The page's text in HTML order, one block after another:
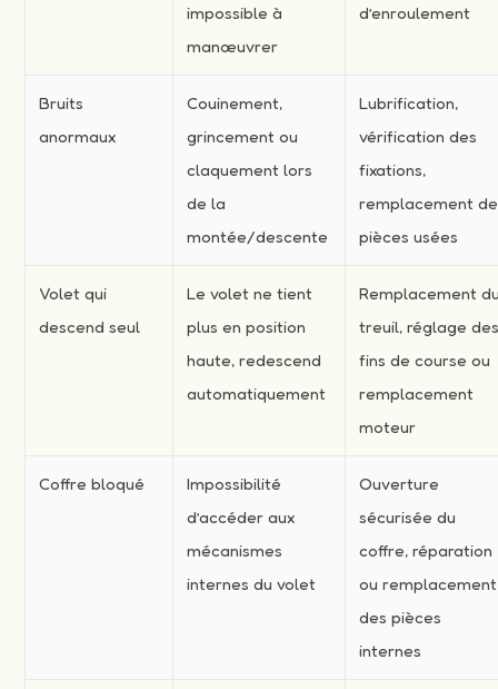
impossible à
manœuvrer
d’enroulement
Bruits
anormaux
Couinement,
grincement ou
claquement lors
de la
montée/descente
Lubrification,
vérification des
fixations,
remplacement de
pièces usées
Volet qui
descend seul
Le volet ne tient
plus en position
haute, redescend
automatiquement
Remplacement
treuil, réglage
fins de course ou
remplacement
moteur
Coffre bloqué
Impossibilité
d’accéder aux
mécanismes
internes du volet
Ouverture
sécurisée du
coffre, réparation
ou remplacement
des pièces
internes